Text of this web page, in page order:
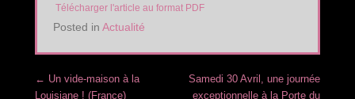
Télécharger l'article au format PDF
Posted in Actualité
Post navigation
← Un vide-maison à la
Louisiane ! (France)
Samedi 30 Avril, une journée
exceptionnelle à la Porte du